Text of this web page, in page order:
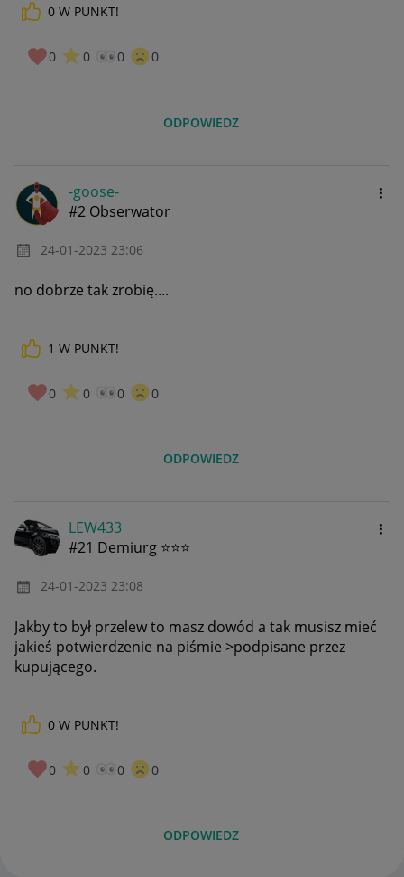
0 W PUNKT!
0 0 0 0
ODPOWIEDZ
-goose-
#2 Obserwator
‎24-01-2023 23:06
no dobrze tak zrobię....
1 W PUNKT!
0 0 0 0
ODPOWIEDZ
LEW433
#21 Demiurg ⭐⭐⭐
‎24-01-2023 23:08
Jakby to był przelew to masz dowód a tak musisz mieć
jakieś potwierdzenie na piśmie >podpisane przez
kupującego.
0 W PUNKT!
0 0 0 0
ODPOWIEDZ